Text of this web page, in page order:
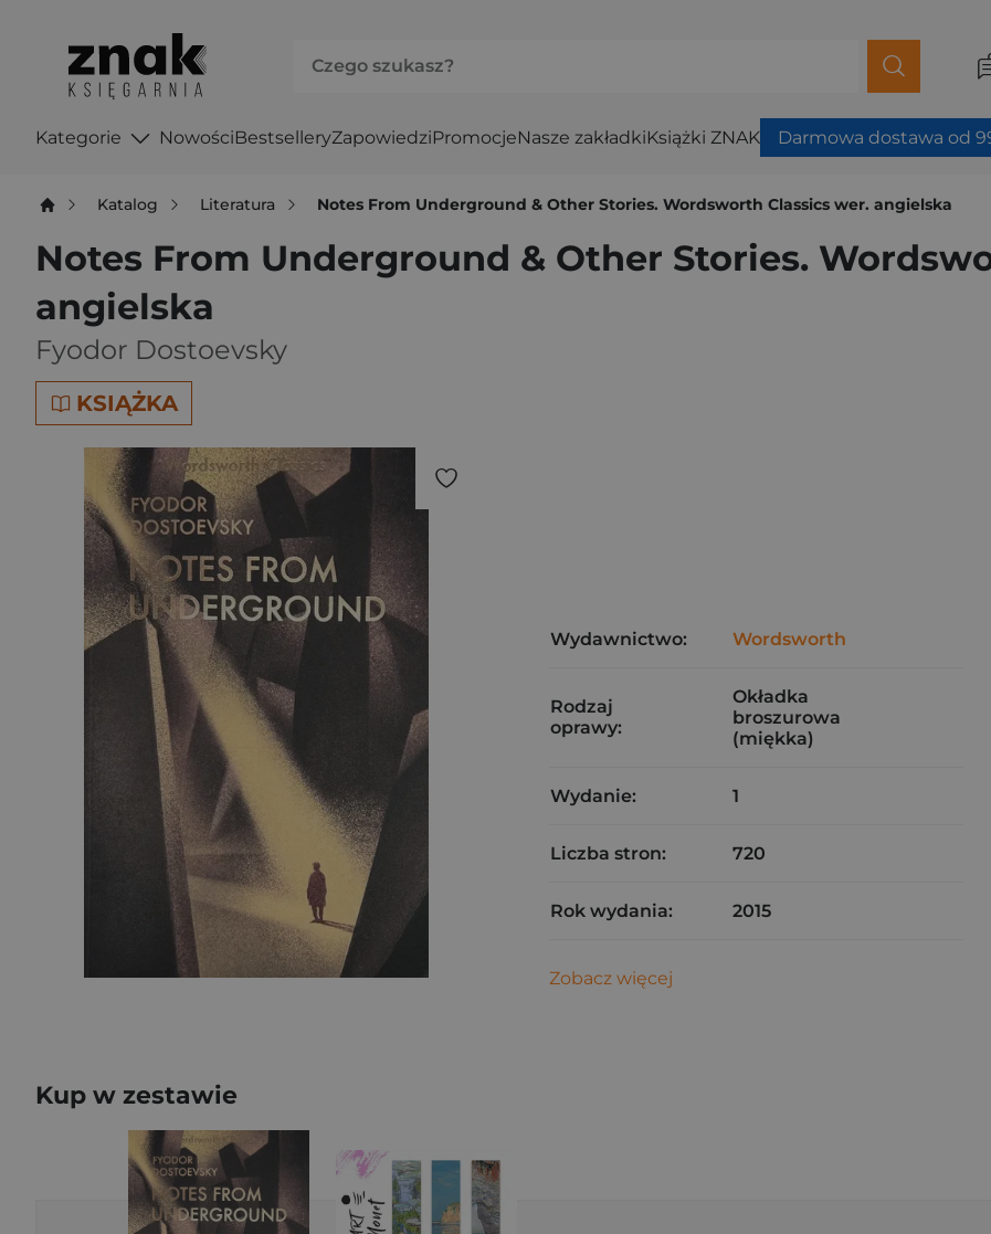
Kategorie NowościBestselleryZapowiedziPromocjeNasze zakładkiKsiążki ZNAK Darmowa dostawa od
Katalog Literatura Notes From Underground & Other Stories. Wordsworth Classics wer. angielska
Notes From Underground & Other Stories.
angielska
Fyodor Dostoevsky
KSIĄŻKA
Wydawnictwo: Wordsworth
Rodzaj
oprawy:
Okładka
broszurowa
(miękka)
Wydanie: 1
Liczba stron: 720
Rok wydania: 2015
Zobacz więcej
Kup w zestawie